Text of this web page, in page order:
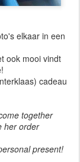
elkaar in een
ook mooi vindt
cadeau
together
her order
present!